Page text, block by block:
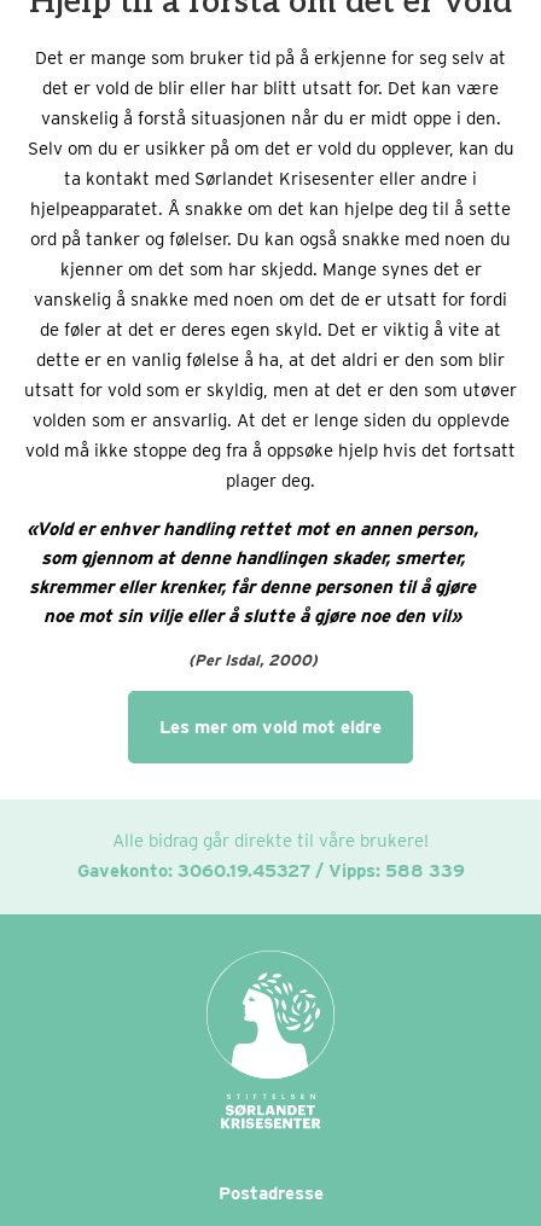
Det er mange som bruker tid på å erkjenne for seg selv at
det er vold de blir eller har blitt utsatt for. Det kan være
vanskelig å forstå situasjonen når du er midt oppe i den.
Selv om du er usikker på om det er vold du opplever, kan du
ta kontakt med Sørlandet Krisesenter eller andre i
hjelpeapparatet. Å snakke om det kan hjelpe deg til å sette
ord på tanker og følelser. Du kan også snakke med noen du
kjenner om det som har skjedd. Mange synes det er
vanskelig å snakke med noen om det de er utsatt for fordi
de føler at det er deres egen skyld. Det er viktig å vite at
dette er en vanlig følelse å ha, at det aldri er den som blir
utsatt for vold som er skyldig, men at det er den som utøver
volden som er ansvarlig. At det er lenge siden du opplevde
vold må ikke stoppe deg fra å oppsøke hjelp hvis det fortsatt
plager deg.
«Vold er enhver handling rettet mot en annen person,
som gjennom at denne handlingen skader, smerter,
skremmer eller krenker, får denne personen til å gjøre
noe mot sin vilje eller å slutte å gjøre noe den vil»
(Per Isdal, 2000)
Les mer om vold mot eldre
Alle bidrag går direkte til våre brukere!
Gavekonto: 3060.19.45327 / Vipps: 588 339
Postadresse